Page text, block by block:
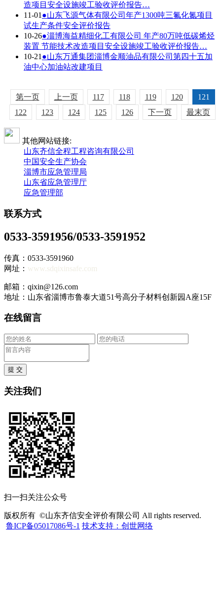
造项目安全设施竣工验收评价报告…
11-01 ●山东飞源气体有限公司年产1300吨三氟化氮项目
试生产条件安全评价报告
10-26●淄博海益精细化工有限公司 年产80万吨低碳烯烃
装置 节能技术改造项目安全设施竣工验收评价报告…
10-21 ●山东万通集团淄博金顺油品有限公司第四十五加
油中心加油站改建项目
第一页 上一页 117 118 119 120
121
122
123 124 125 126 下一页 最末页
其他网站链接:
山东齐信全程工程咨询有限公司
中国安全生产协会
淄博市应急管理局
山东省应急管理厅
应急管理部
联系方式
0533-3591956/0533-3591952
传真：0533-3591960
网址： www.sdqixinsafe.com
邮箱：qixin@126.com
地址：山东省淄博市鲁泰大道51号高分子材料创新园A座15F
在线留言
提 交
关注我们
扫一扫关注公众号
版权所有 ©山东齐信安全评价有限公司 All rights reserved.
鲁ICP备05017086号-1 技术支持：创世网络